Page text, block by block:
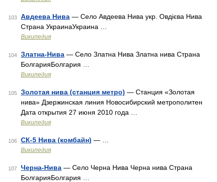
103 Авдеева Нива — Село Авдеева Нива укр. Овдієва Нива
Страна УкраинаУкраина …
Википедия
104 Златна-Нива — Село Златна Нива Златна нива Страна
БолгарияБолгария …
Википедия
105 Золотая нива (станция метро) — Станция «Золотая
нива» Дзержинская линия Новосибирский метрополитен
Дата открытия 27 июня 2010 года …
Википедия
106 СК-5 Нива (комбайн) — …
Википедия
107 Черна-Нива — Село Черна Нива Черна нива Страна
БолгарияБолгария …